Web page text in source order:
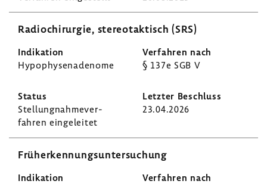
Radio­chir­urgie, stereotak­tisch (SRS)
Hypo­phy­se­na­de­nome § 137e SGB V
Stel­lung­nah­me­ver­
fahren einge­leitet
23.04.2026
Früh­erken­nungs­un­ter­su­chung